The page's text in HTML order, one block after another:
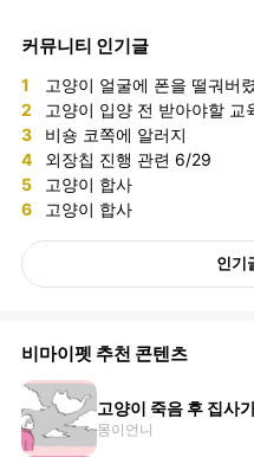
커뮤니티 인기글
1 고양이 얼굴에 폰을 떨궈버
2 고양이 입양 전 받아야할 교
3 비숑 코쪽에 알러지
4 외장칩 진행 관련 6/29
5 고양이 합사
6 고양이 합사
인기
비마이펫 추천 콘텐츠
고양이 죽음 후 집사
몽이언니